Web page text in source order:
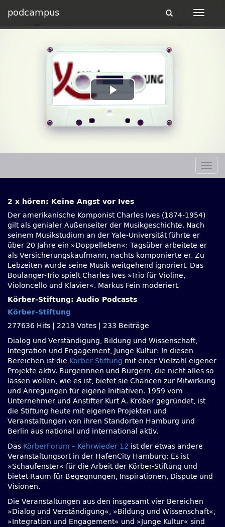
podcampus
Toggle
Toggle
Play
Video
2 x hören: Keine Angst vor Ives
Der amerikanische Komponist Charles Ives (1874-1954)
gilt als genialer Außenseiter der Musikgeschichte. Nach
seinem Musikstudium an der Yale-Universität führte er
über 20 Jahre ein »Doppelleben«: Tagsüber arbeitete er
als Versicherungskaufmann, nachts komponierte er. Zu
Lebzeiten wurde seine Musik weitgehend ignoriert. Das
Boulanger-Trio spielt Charles Ives »Trio für Violine,
Violoncello und Klavier«. Markus Fein moderiert.
Körber-Stiftung: Audio Podcasts
Körber-Stiftung
277636 Hits
2219 Votes
233 Beiträge
Dialog und Verständigung, Bildung und Wissenschaft,
Integration und Engagement, Junge Kultur: In diesen
Bereichen ist die Körber-Stiftung mit einer Vielzahl eigener
Projekte aktiv. Bürgerinnen und Bürgern, die nicht alles so
lassen wollen, wie es ist, bietet sie Chancen zur Mitwirkung
und Anregungen für eigene Initiativen. 1959 vom
Unternehmer und Anstifter Kurt A. Kröber gegründet, ist
die Stiftung heute mit eigenen Projekten und
Veranstaltungen von ihren Standorten Hamburg und
Berlin aus national und international aktiv.
Das KörberForum – Kehrwieder 12 ist der etwas andere
Veranstaltungsort in der HafenCity Hamburg: Es ist
»Schaufenster« für die Arbeit der Körber-Stiftung und
bietet Raum für Begegnungen, Inspirationen, Dispute und
Visionen.
Die Veranstaltungen aus den insgesamt vier Bereichen
»Dialog und Verständigung«, »Bildung und Wissenschaft«,
»Integration und Engagement« und »Junge Kultur« sind